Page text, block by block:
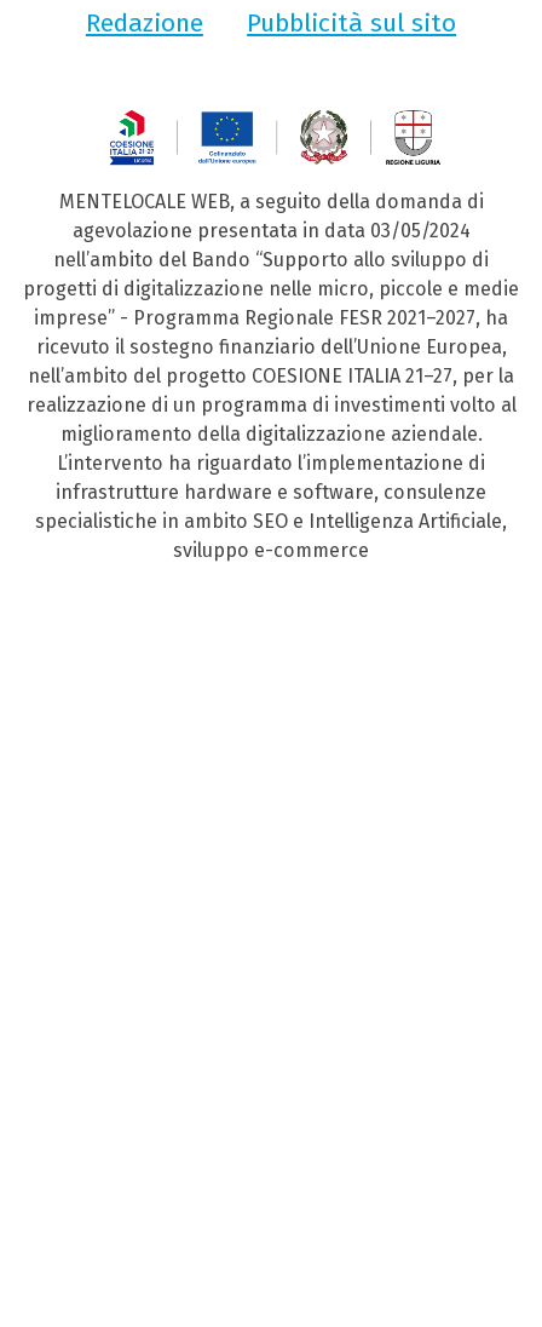
Redazione
Pubblicità sul sito
MENTELOCALE WEB, a seguito della domanda di
agevolazione presentata in data 03/05/2024
nell’ambito del Bando “Supporto allo sviluppo di
progetti di digitalizzazione nelle micro, piccole e medie
imprese” - Programma Regionale FESR 2021–2027, ha
ricevuto il sostegno finanziario dell’Unione Europea,
nell’ambito del progetto COESIONE ITALIA 21–27, per la
realizzazione di un programma di investimenti volto al
miglioramento della digitalizzazione aziendale.
L’intervento ha riguardato l’implementazione di
infrastrutture hardware e software, consulenze
specialistiche in ambito SEO e Intelligenza Artificiale,
sviluppo e-commerce